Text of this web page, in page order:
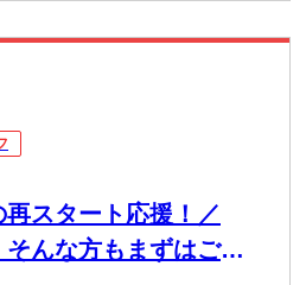
スタート応援！／
んな方もまずはご相